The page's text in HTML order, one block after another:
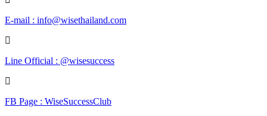
E-mail : info@wisethailand.com
Line Official : @wisesuccess
FB Page : WiseSuccessClub